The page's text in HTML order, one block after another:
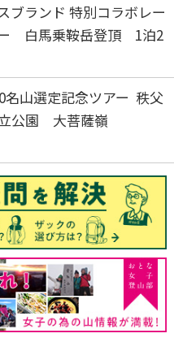
ブランド 特別コラボレー
白馬乗鞍岳登頂 1泊2
名山選定記念ツアー 秩父
公園 大菩薩嶺